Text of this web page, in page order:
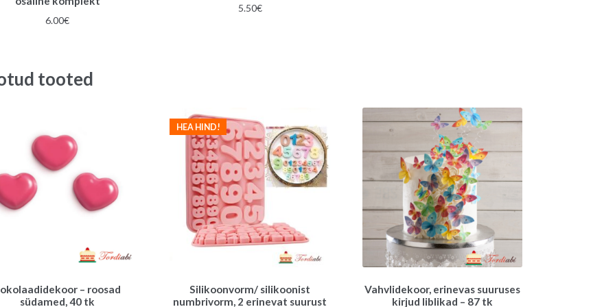
6.00€
5.50€
tooted
– roosad
südamed, 40 tk
Silikoonvorm/ silikoonist
numbrivorm, 2 erinevat suurust
HEA HIND!
Vahvlidekoor, erinevas suuruses
kirjud liblikad – 87 tk